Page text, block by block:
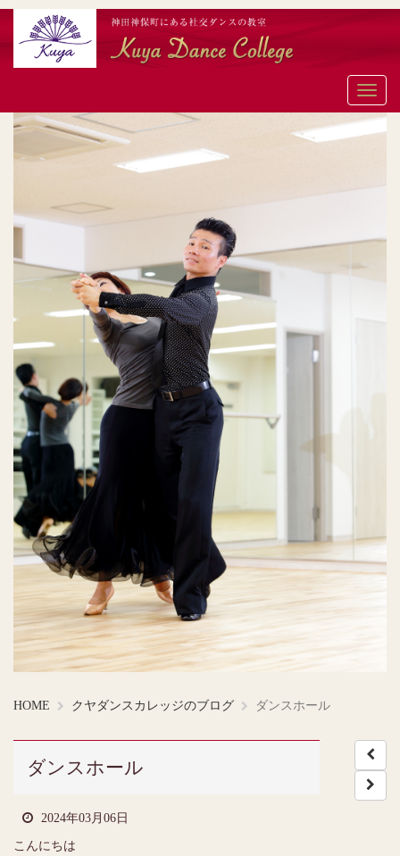
メ
ニ
HOME クヤダンスカレッジのブログ ダンスホール
ダンスホール
2024年03月06日
こんにちは